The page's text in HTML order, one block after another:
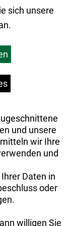
sich unsere
und unsere
wir Ihre
und
Daten in
oder
willigen Sie